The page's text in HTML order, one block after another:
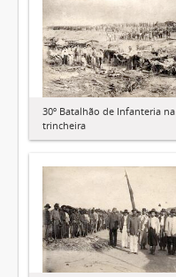
30º Batalhão de Infanteria na
trincheira